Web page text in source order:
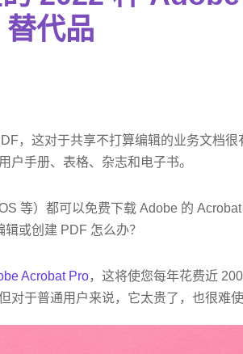
替代品
，这对于共享不打算编辑的业务文档很
户手册、表格、杂志和电子书。
等）都可以免费下载 Adob​​e 的
或创建 PDF 怎么办？
Acrobat Pro，这将使您每年花费近
于普通用户来说，它太贵了，也很难使